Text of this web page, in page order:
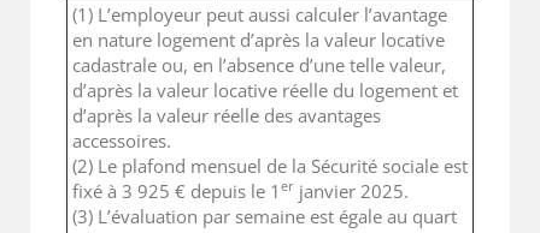
(1) L’employeur peut aussi calculer l’avantage
en nature logement d’après la valeur locative
cadastrale ou, en l’absence d’une telle valeur,
d’après la valeur locative réelle du logement et
d’après la valeur réelle des avantages
accessoires.
(2) Le plafond mensuel de la Sécurité sociale est
fixé à 3 925 € depuis le 1 er janvier 2025.
(3) L’évaluation par semaine est égale au quart